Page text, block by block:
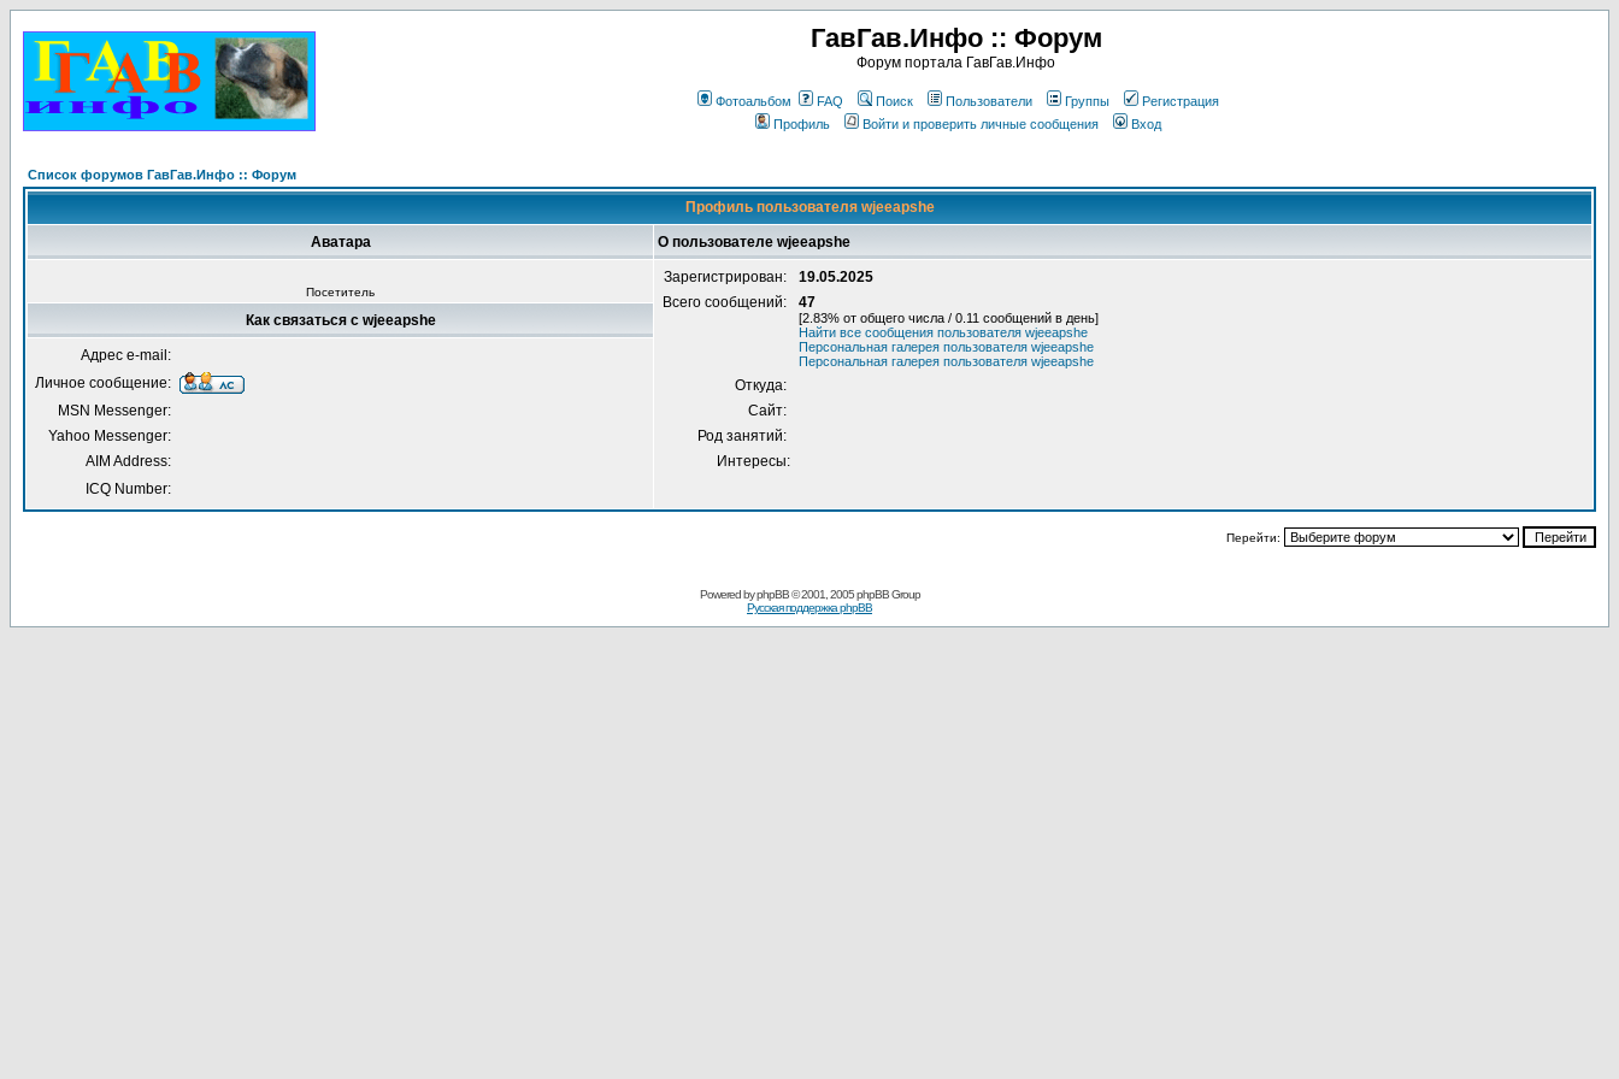
ГавГав.Инфо :: Форум
Форум портала ГавГав.Инфо
Фотоальбом FAQ Поиск Пользователи Группы
Регистрация
Профиль
Войти и проверить личные сообщения Вход
Список форумов ГавГав.Инфо :: Форум
Профиль пользователя wjeeapshe
Аватара О пользователе wjeeapshe
Посетитель
Зарегистрирован:
19.05.2025
Всего сообщений:
47
[2.83% от общего числа / 0.11 сообщений в день]
Найти все сообщения пользователя wjeeapshe
Персональная галерея пользователя wjeeapshe
Персональная галерея пользователя wjeeapshe
Откуда:
Сайт:
Род занятий:
Интересы:
Как связаться с wjeeapshe
Адрес e-mail:
Личное сообщение:
MSN Messenger:
Yahoo Messenger:
AIM Address:
ICQ Number:
Перейти:
Powered byphpBB© 2001, 2005 phpBB Group
Русская поддержка phpBB